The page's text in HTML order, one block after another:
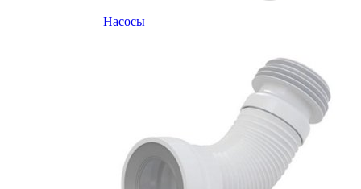
Насосы